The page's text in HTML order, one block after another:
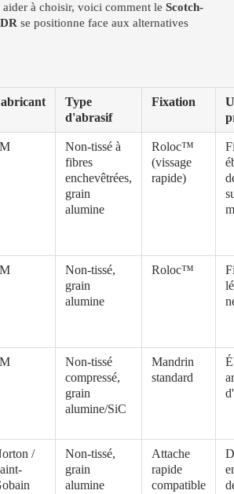
aider à choisir, voici comment le Scotch-
se positionne face aux alternatives
Type
d'abrasif
Fixation
Non-tissé à
fibres
enchevêtrées,
grain
alumine
Roloc™
(vissage
rapide)
Non-tissé,
grain
alumine
Roloc™
Non-tissé
compressé,
grain
alumine/SiC
Mandrin
standard
/
Non-tissé,
grain
alumine
Attache
rapide
compatible